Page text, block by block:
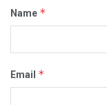
Name *
Email *